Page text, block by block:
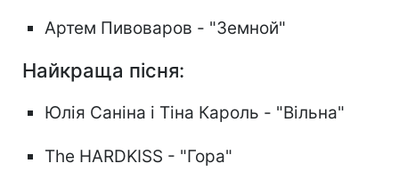
Артем Пивоваров - "Земной"
Найкраща пісня:
Юлія Саніна і Тіна Кароль - "Вільна"
The HARDKISS - "Гора"